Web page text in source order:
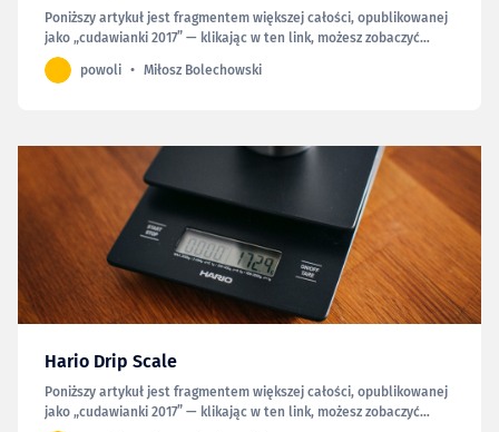
Poniższy artykuł jest fragmentem większej całości, opublikowanej
jako „cudawianki 2017” — klikając w ten link, możesz zobaczyć
całość. W ubiegłym roku nieco się rozpisałem, chcąc podzielić się
wrażeniami z ponad rocznego wówczas używania ekspresu
powoli Miłosz Bolechowski
Hario Drip Scale
Poniższy artykuł jest fragmentem większej całości, opublikowanej
jako „cudawianki 2017” — klikając w ten link, możesz zobaczyć